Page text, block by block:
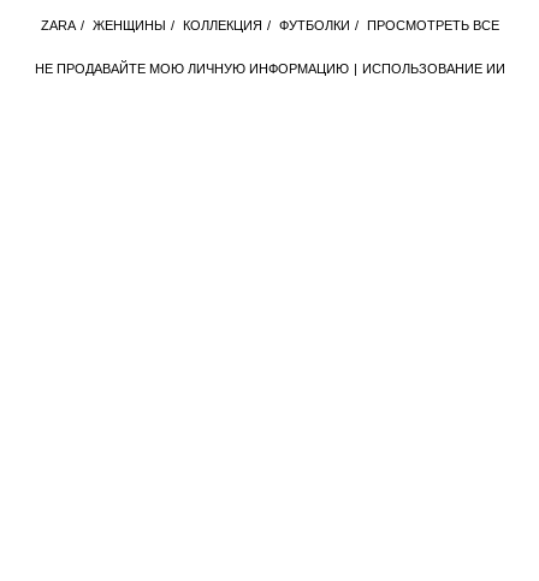
НЕ ПРОДАВАЙТЕ МОЮ ЛИЧНУЮ ИНФОРМАЦИЮ ИСПОЛЬЗОВАНИЕ ИИ
ZАRА / ЖЕНЩИНЫ / КОЛЛЕКЦИЯ / ФУТБОЛКИ / ПРОСМОТРЕТЬ ВСЕ